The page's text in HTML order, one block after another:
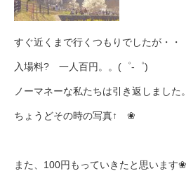
すぐ近くまで行くつもりでしたが・・
入場料? 一人百円。。(゜-゜)
ノーマネーな私たちは引き返しました
ちょうどその時の写真↑ ❀
また、100円もっていきたと思います❀